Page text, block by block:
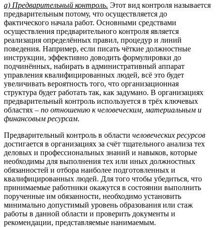
а) Предварительный контроль. Этот вид контроля называется
предварительным потому, что осуществляется до
фактического начала работ. Основными средствами
осуществления предварительного контроля является
реализация определённых правил, процедур и линий
поведения. Например, если писать чёткие должностные
инструкции, эффективно доводить формулировки до
подчинённых, набирать в административный аппарат
управления квалифицированных людей, всё это будет
увеличивать вероятность того, что организационная
структура будет работать так, как задумано. В организациях
предварительный контроль используется в трёх ключевых
областях – по отношению к человеческим, материальным и
финансовым ресурсам.
Предварительный контроль в области человеческих ресурсов
достигается в организациях за счёт тщательного анализа тех
деловых и профессиональных знаний и навыков, которые
необходимы для выполнения тех или иных должностных
обязанностей и отбора наиболее подготовленных и
квалифицированных людей. Для того чтобы убедиться, что
принимаемые работники окажутся в состоянии выполнить
порученные им обязанности, необходимо установить
минимально допустимый уровень образования или стаж
работы в данной области и проверить документы и
рекомендации, представляемые нанимаемым.